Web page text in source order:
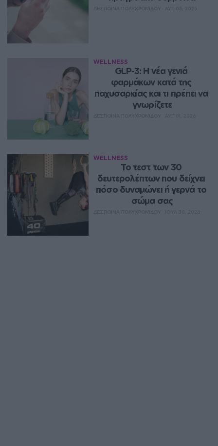
WELLNESS
GLP‑3: Η νέα γενιά
φαρμάκων κατά της
παχυσαρκίας και τι πρέπει να
γνωρίζετε
WELLNESS
Το τεστ των 30
δευτερολέπτων που δείχνει
πόσο δυναμώνει ή γερνά το
σώμα σας